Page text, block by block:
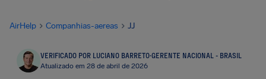
AirHelp Companhias-aereas JJ
VERIFICADO POR LUCIANO BARRETO·GERENTE NACIONAL - BRASIL
Atualizado em 28 de abril de 2026